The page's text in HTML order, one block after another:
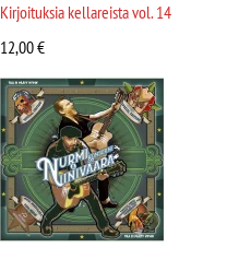
Kirjoituksia kellareista vol. 14
12,00€